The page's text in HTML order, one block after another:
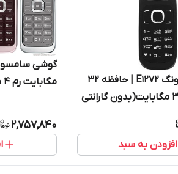
گوشی سامسونگ E۱۲۷۲ | حافظه ۳۲
مگابایت رم ۳۲ مگابایت(بدون گارانتی
افزودن به سبد
2,757,840